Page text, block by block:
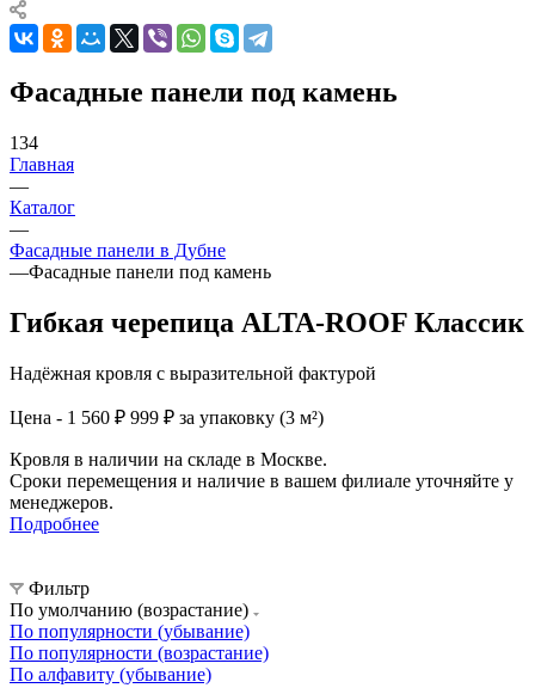
Фасадные панели под камень
134
Главная
—
Каталог
—
Фасадные панели в Дубне
—Фасадные панели под камень
Гибкая черепица ALTA-ROOF Классик
Надёжная кровля с выразительной фактурой
Цена - 1 560 ₽ 999 ₽ за упаковку (3 м²)
Кровля в наличии на складе в Москве.
Сроки перемещения и наличие в вашем филиале уточняйте у
менеджеров.
Подробнее
Фильтр
По умолчанию (возрастание)
По популярности (убывание)
По популярности (возрастание)
По алфавиту (убывание)